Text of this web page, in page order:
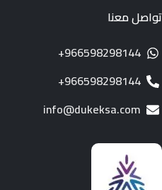
تواصل معنا
966598298144+
966598298144+
info@dukeksa.com